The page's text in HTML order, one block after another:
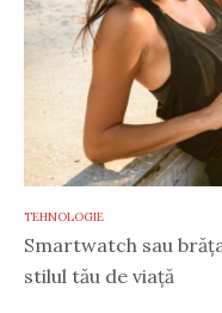
TEHNOLOGIE
Smartwatch sau
stilul tău de viață